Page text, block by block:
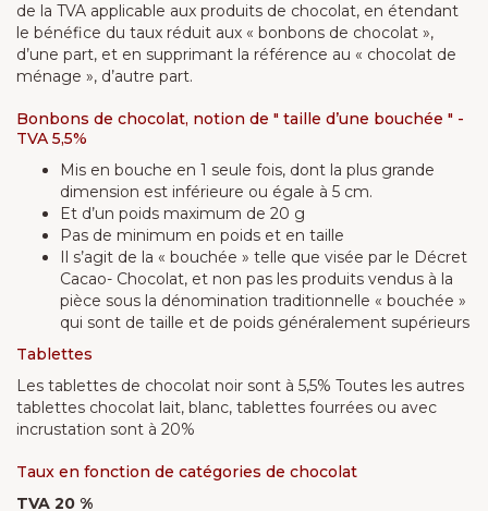
de la TVA applicable aux produits de chocolat, en étendant
le bénéfice du taux réduit aux « bonbons de chocolat »,
d’une part, et en supprimant la référence au « chocolat de
ménage », d’autre part.
Bonbons de chocolat, notion de " taille d’une bouchée " -
TVA 5,5%
Mis en bouche en 1 seule fois, dont la plus grande
dimension est inférieure ou égale à 5 cm.
Et d’un poids maximum de 20 g
Pas de minimum en poids et en taille
Il s’agit de la « bouchée » telle que visée par le Décret
Cacao- Chocolat, et non pas les produits vendus à la
pièce sous la dénomination traditionnelle « bouchée »
qui sont de taille et de poids généralement supérieurs
Tablettes
Les tablettes de chocolat noir sont à 5,5% Toutes les autres
tablettes chocolat lait, blanc, tablettes fourrées ou avec
incrustation sont à 20%
Taux en fonction de catégories de chocolat
TVA 20 %